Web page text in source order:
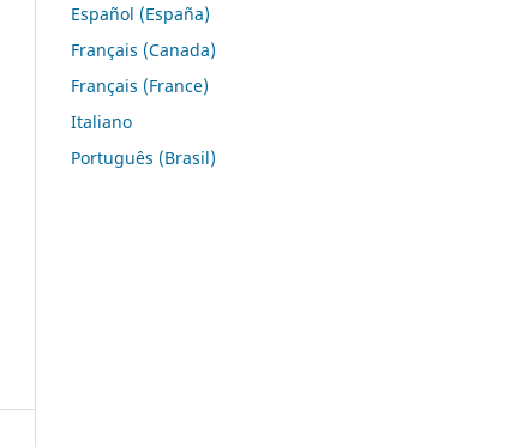
Español (España)
Français (Canada)
Français (France)
Italiano
Português (Brasil)